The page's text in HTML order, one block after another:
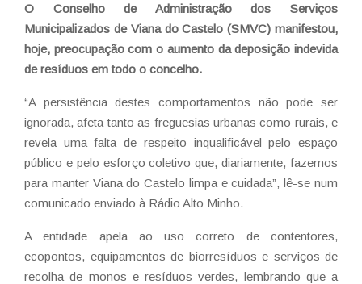
O Conselho de Administração dos Serviços
Municipalizados de Viana do Castelo (SMVC) manifestou,
hoje, preocupação com o aumento da deposição indevida
de resíduos em todo o concelho.
“A persistência destes comportamentos não pode ser
ignorada, afeta tanto as freguesias urbanas como rurais, e
revela uma falta de respeito inqualificável pelo espaço
público e pelo esforço coletivo que, diariamente, fazemos
para manter Viana do Castelo limpa e cuidada”, lê-se num
comunicado enviado à Rádio Alto Minho.
A entidade apela ao uso correto de contentores,
ecopontos, equipamentos de biorresíduos e serviços de
recolha de monos e resíduos verdes, lembrando que a